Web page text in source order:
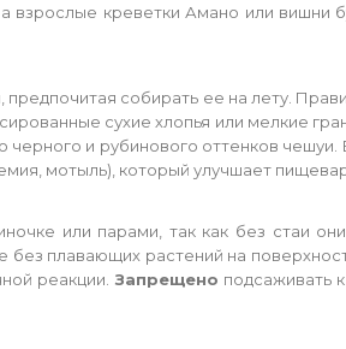
взрослые креветки Амано или вишни
предпочитая собирать ее на лету.
сухие хлопья или мелкие
и рубинового оттенков
мотыль), который улучшает
или парами, так как без стаи
плавающих растений на
реакции. Запрещено подсаживать